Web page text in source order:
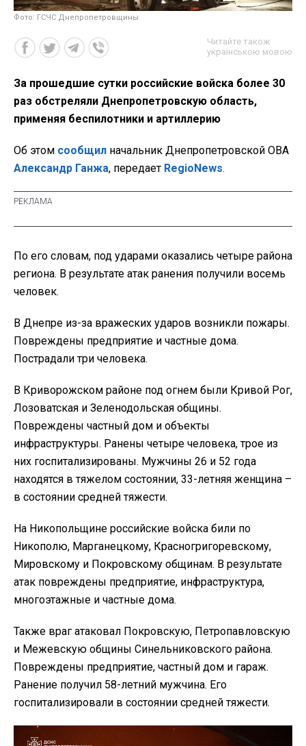
Фото: ГСЧС Днепропетровщины
Читайте також
українською мовою
За прошедшие сутки российские войска более 30
раз обстреляли Днепропетровскую область,
применяя беспилотники и артиллерию
Об этом сообщил начальник Днепропетровской ОВА
Александр Ганжа, передает RegioNews.
По его словам, под ударами оказались четыре района
региона. В результате атак ранения получили восемь
человек.
В Днепре из-за вражеских ударов возникли пожары.
Повреждены предприятие и частные дома.
Пострадали три человека.
В Криворожском районе под огнем были Кривой Рог,
Лозоватская и Зеленодольская общины.
Повреждены частный дом и объекты
инфраструктуры. Ранены четыре человека, трое из
них госпитализированы. Мужчины 26 и 52 года
находятся в тяжелом состоянии, 33-летняя женщина –
в состоянии средней тяжести.
На Никопольщине российские войска били по
Никополю, Марганецкому, Красногригоревскому,
Мировскому и Покровскому общинам. В результате
атак повреждены предприятие, инфраструктура,
многоэтажные и частные дома.
Также враг атаковал Покровскую, Петропавловскую
и Межевскую общины Синельниковского района.
Повреждены предприятие, частный дом и гараж.
Ранение получил 58-летний мужчина. Его
госпитализировали в состоянии средней тяжести.